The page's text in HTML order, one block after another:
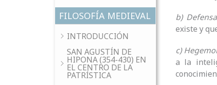
FILOSOFÍA MEDIEVAL
INTRODUCCIÓN
SAN AGUSTÍN DE
HIPONA (354-430) EN
EL CENTRO DE LA
PATRÍSTICA
b)
existe y
c)
a la